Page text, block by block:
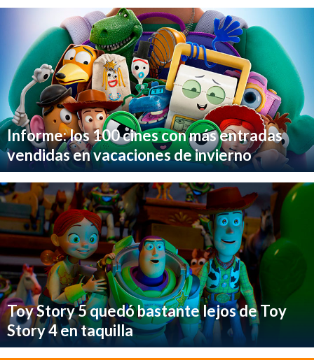
Informe: los 100 cines con más entradas
vendidas en vacaciones de invierno
Toy Story 5 quedó bastante lejos de Toy
Story 4 en taquilla